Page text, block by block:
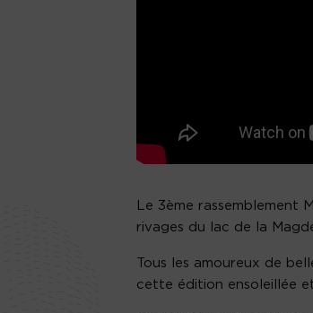
Le 3ème rassemblement
rivages du lac de la
Tous les amoureux de
cette édition ensoleillée